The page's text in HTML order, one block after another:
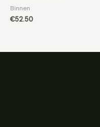
Binnen
€52.50